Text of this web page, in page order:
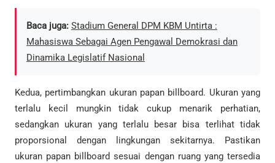
Baca juga: Stadium General DPM KBM Untirta :
Mahasiswa Sebagai Agen Pengawal Demokrasi dan
Dinamika Legislatif Nasional
Kedua, pertimbangkan ukuran papan billboard. Ukuran yang
terlalu kecil mungkin tidak cukup menarik perhatian,
sedangkan ukuran yang terlalu besar bisa terlihat tidak
proporsional dengan lingkungan sekitarnya. Pastikan
ukuran papan billboard sesuai dengan ruang yang tersedia